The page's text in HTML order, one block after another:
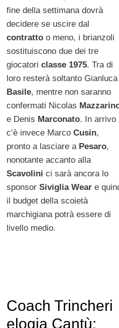
fine della settimana dovrà
decidere se uscire dal
contrattoo meno, i brianzoli
sostituiscono due dei tre
giocatori classe 1975. Tra di
loro resterà soltanto Gianluca
Basile, mentre non saranno
confermati Nicolas
e Denis Marconato. In arrivo
c’è invece Marco Cusin,
pronto a lasciare a Pesaro,
nonotante accanto alla
Scavolini ci sarà ancora lo
sponsor Siviglia Weare
il budget della scoietà
marchigiana potrà essere di
livello medio.
Coach Trincheri
elogia Cantù: